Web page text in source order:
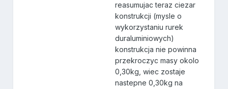
reasumujac teraz ciezar
konstrukcji (mysle o
wykorzystaniu rurek
duraluminiowych)
konstrukcja nie powinna
przekroczyc masy okolo
0,30kg, wiec zostaje
nastepne 0,30kg na